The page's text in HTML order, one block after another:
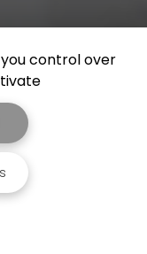
you control over